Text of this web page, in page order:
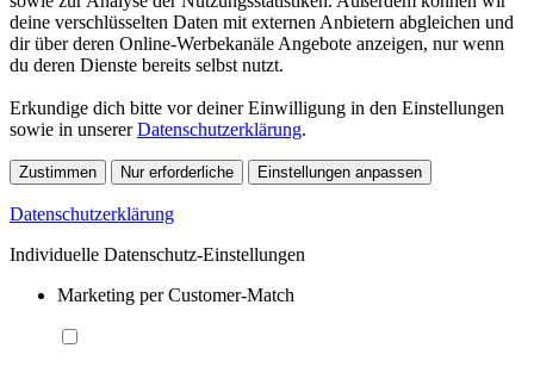
deine verschlüsselten Daten mit externen Anbietern abgleichen und
dir über deren Online-Werbekanäle Angebote anzeigen, nur wenn
du deren Dienste bereits selbst nutzt.
Erkundige dich bitte vor deiner Einwilligung in den Einstellungen
sowie in unsererDatenschutzerklärung.
Zustimmen Nur erforderliche Einstellungen anpassen
Datenschutzerklärung
Individuelle Datenschutz-Einstellungen
Marketing per Customer-Match